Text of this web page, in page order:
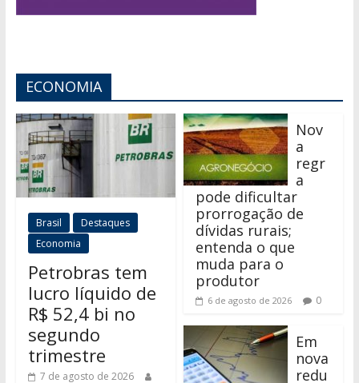
ECONOMIA
Brasil
Destaques
Economia
Petrobras tem
lucro líquido de
R$ 52,4 bi no
segundo
trimestre
7 de agosto de 2026
Nov
a
regr
a
pode dificultar
prorrogação de
dívidas rurais;
entenda o que
muda para o
produtor
6 de agosto de 2026 0
Em
nova
redu